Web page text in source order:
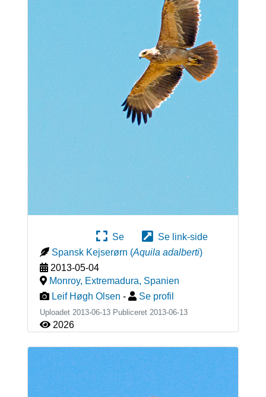
Se
Se link-side
Spansk Kejserørn (Aquila adalberti)
2013-05-04
Monroy, Extremadura, Spanien
Leif Høgh Olsen - Se profil
Uploadet 2013-06-13 Publiceret 2013-06-13
2026